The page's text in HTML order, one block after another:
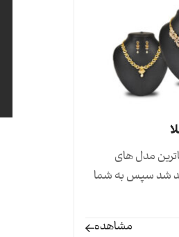
مدل های
شد سپس به شما
مشاهده